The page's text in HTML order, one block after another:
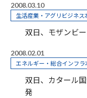
2008.03.10
生活産業・アグリビジネス
双日、モザンビ
2008.02.01
エネルギー・総合インフラ
双日、カタール
発